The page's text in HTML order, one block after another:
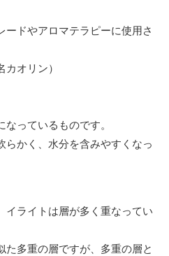
ードやアロマテラピーに使用さ
オリン）
っているものです。
らかく、水分を含みやすくなっ
イライトは層が多く重なってい
た多重の層ですが、多重の層と